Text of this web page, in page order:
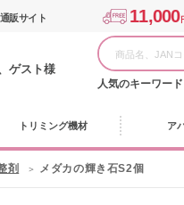
販サイト 11,000
ゲスト様
人気のキーワード
トリミング機材 ア
剤 メダカの輝き石S2個